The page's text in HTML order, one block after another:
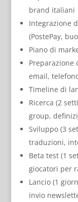
brand italiani
Integrazione
(PostePay,
Piano di
Preparazione
email,
Timeline di
Ricerca (2
group,
Sviluppo (3
traduzioni,
Beta test (1
giocatori per
Lancio (1
invio